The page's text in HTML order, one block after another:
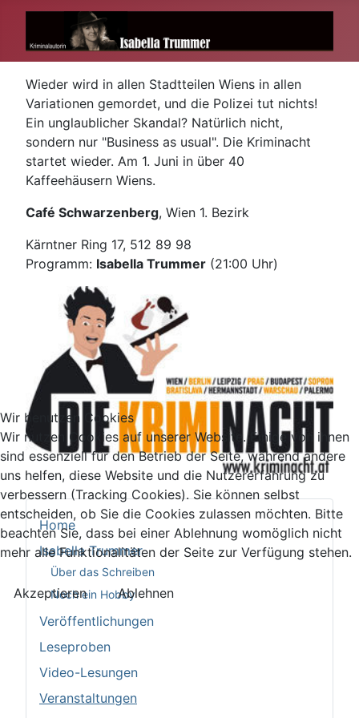
Home
Isabella Trummer
Über das Schreiben
Noch ein Hobby
Veröffentlichungen
Leseproben
Video-Lesungen
Veranstaltungen
Wieder wird in allen Stadtteilen Wiens in allen
Variationen gemordet, und die Polizei tut nichts!
Ein unglaublicher Skandal? Natürlich nicht,
sondern nur "Business as usual". Die Kriminacht
startet wieder. Am 1. Juni in über 40
Kaffeehäusern Wiens.
Café Schwarzenberg, Wien 1. Bezirk
Kärntner Ring 17, 512 89 98
Programm: Isabella Trummer (21:00 Uhr)
Wir benutzen Cookies
Wir nutzen Cookies auf unserer Website. Einige von ihnen
sind essenziell für den Betrieb der Seite, während andere
uns helfen, diese Website und die Nutzererfahrung zu
verbessern (Tracking Cookies). Sie können selbst
entscheiden, ob Sie die Cookies zulassen möchten. Bitte
beachten Sie, dass bei einer Ablehnung womöglich nicht
mehr alle Funktionalitäten der Seite zur Verfügung stehen.
Akzeptieren Ablehnen